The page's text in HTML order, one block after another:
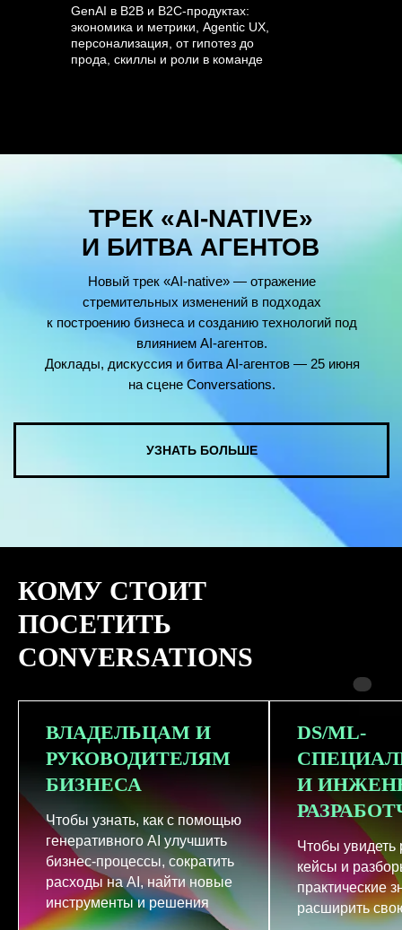
GenAI в B2B и B2C-продуктах:
экономика и метрики, Agentic UX,
персонализация, от гипотез до
прода, скиллы и роли в команде
КОМУ СТОИТ
ПОСЕТИТЬ
CONVERSATIONS
ВЛАДЕЛЬЦАМ И
РУКОВОДИТЕЛЯМ
БИЗНЕСА
Чтобы узнать, как с помощью
генеративного AI улучшить
бизнес-процессы, сократить
расходы на AI, найти новые
инструменты и решения
DS/ML-
И
Чтобы увидеть
кейсы и
практические
расширить